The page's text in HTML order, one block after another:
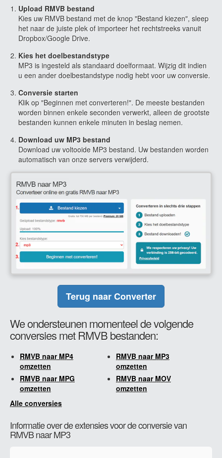
Upload RMVB bestand
Kies uw RMVB bestand met de knop "Bestand kiezen", sleep
het naar de juiste plek of importeer het rechtstreeks vanuit
Dropbox/Google Drive.
Kies het doelbestandstype
MP3 is ingesteld als standaard doelformaat. Wijzig dit indien
u een ander doelbestandstype nodig hebt voor uw conversie.
Conversie starten
Klik op "Beginnen met converteren!". De meeste bestanden
worden binnen enkele seconden verwerkt, alleen de grootste
bestanden kunnen enkele minuten in beslag nemen.
Download uw MP3 bestand
Download uw voltooide MP3 bestand. Uw bestanden worden
automatisch van onze servers verwijderd.
Terug naar Converter
We ondersteunen momenteel de volgende
conversies met RMVB bestanden:
RMVB naar MP4
omzetten
RMVB naar MP3
omzetten
RMVB naar MPG
omzetten
RMVB naar MOV
omzetten
Alle conversies
Informatie over de extensies voor de conversie van
RMVB naar MP3